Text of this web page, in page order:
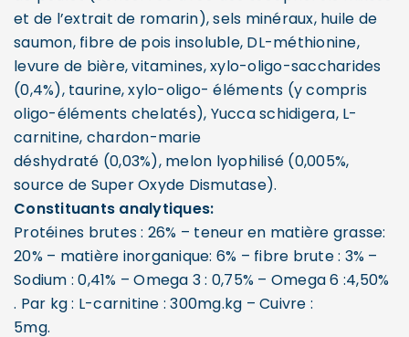
et de l’extrait de romarin), sels minéraux, huile de
saumon, fibre de pois insoluble, DL-méthionine,
levure de bière, vitamines, xylo-oligo-saccharides
(0,4%), taurine, xylo-oligo- éléments (y compris
oligo-éléments chelatés), Yucca schidigera, L-
carnitine, chardon-marie
déshydraté (0,03%), melon lyophilisé (0,005%,
source de Super Oxyde Dismutase).
Constituants analytiques:
Protéines brutes : 26% – teneur en matière grasse:
20% – matière inorganique: 6% – fibre brute : 3% –
Sodium : 0,41% – Omega 3 : 0,75% – Omega 6 :4,50%
. Par kg : L-carnitine : 300mg.kg – Cuivre :
5mg.